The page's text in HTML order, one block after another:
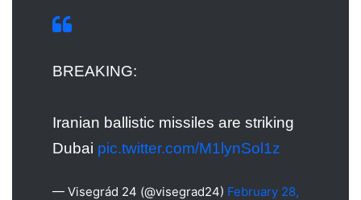
BREAKING:
Iranian ballistic missiles are striking
Dubai pic.twitter.com/M1lynSol1z
— Visegrád 24 (@visegrad24) February 28,